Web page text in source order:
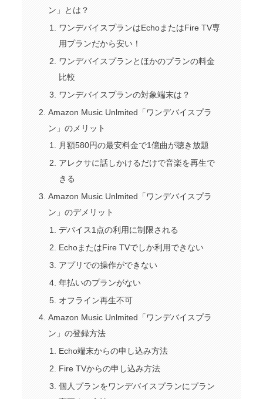
ン」とは？
ワンデバイスプランはEchoまたはFire TV専
用プランだから安い！
ワンデバイスプランとほかのプランの料金
比較
ワンデバイスプランの対象端末は？
Amazon Music Unlmited「ワンデバイスプラ
ン」のメリット
月額580円の最安料金で1億曲が聴き放題
アレクサに話しかけるだけで音楽を再生で
きる
Amazon Music Unlmited「ワンデバイスプラ
ン」のデメリット
デバイス1点の利用に制限される
EchoまたはFire TVでしか利用できない
アプリでの操作ができない
年払いのプランがない
オフライン再生不可
Amazon Music Unlmited「ワンデバイスプラ
ン」の登録方法
Echo端末からの申し込み方法
Fire TVからの申し込み方法
個人プランをワンデバイスプランにプラン